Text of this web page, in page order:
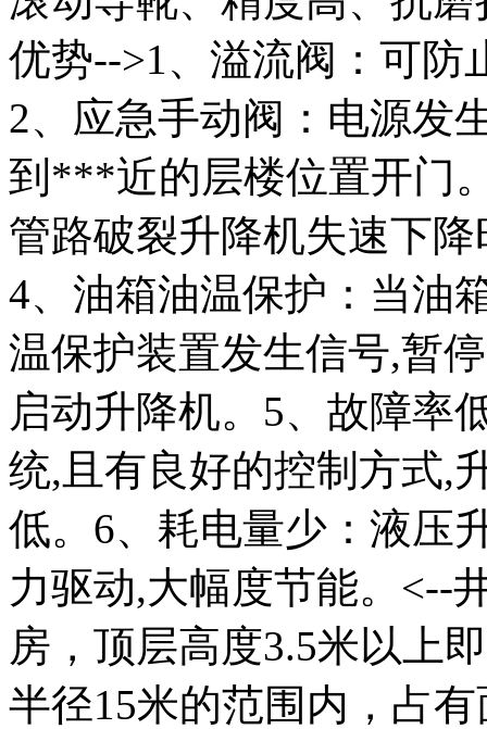
优势-->1、溢流阀：可防
2、应急手动阀：电源发
到***近的层楼位置开门
管路破裂升降机失速下
4、油箱油温保护：当油
温保护装置发生信号,暂
启动升降机。5、故障率
统,且有良好的控制方式,
低。6、耗电量少：液压
力驱动,大幅度节能。<--
房，顶层高度3.5米以上
半径15米的范围内，占